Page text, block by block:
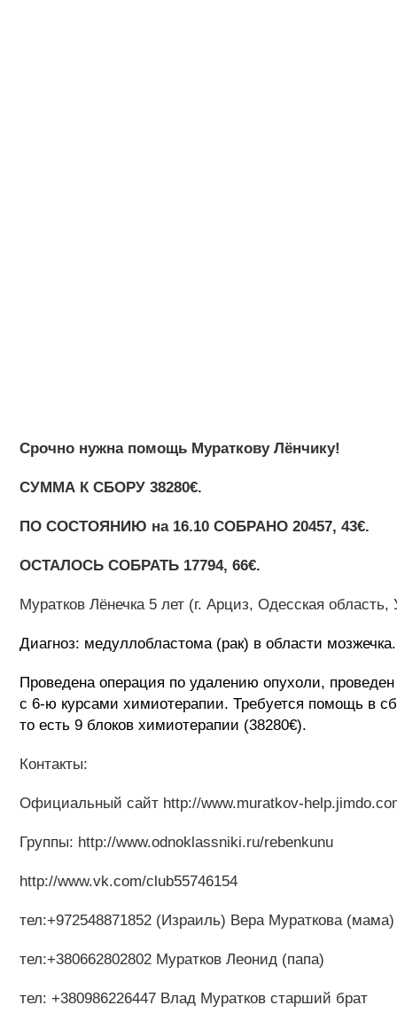
Срочно нужна помощь Мураткову Лёнчику!
СУММА К СБОРУ 38280€.
ПО СОСТОЯНИЮ на 16.10 CОБРАНО 20457, 43€.
ОСТАЛОСЬ СОБРАТЬ 17794, 66€.
Муратков Лёнечка 5 лет (г. Арциз, Одесская область,
Диагноз: медуллобластома (рак) в области мозжечка.
Проведена операция по удалению опухоли,
с 6-ю курсами химиотерапии. Требуется помощь в
то есть 9 блоков химиотерапии (38280€).
Контакты:
Официальный сайт http://www.muratkov-
Группы: http://www.odnoklassniki.ru/rebenkunu
http://www.vk.com/club55746154
тел:+972548871852 (Израиль) Вера Мураткова (мама)
тел:+380662802802 Муратков Леонид (папа)
тел: +380986226447 Влад Муратков старший брат